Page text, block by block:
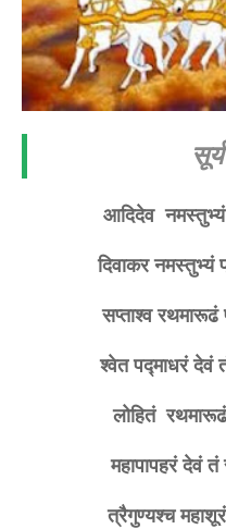
आदिदेव
दिवाकर नमस्तुभ्यं
सप्ताश्व
श्वेत पद्माधरं देवं
लोहितं
महापापहरं देवं
त्रैगुण्यश्च महाशूरं